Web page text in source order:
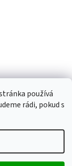
používá
rádi, pokud s